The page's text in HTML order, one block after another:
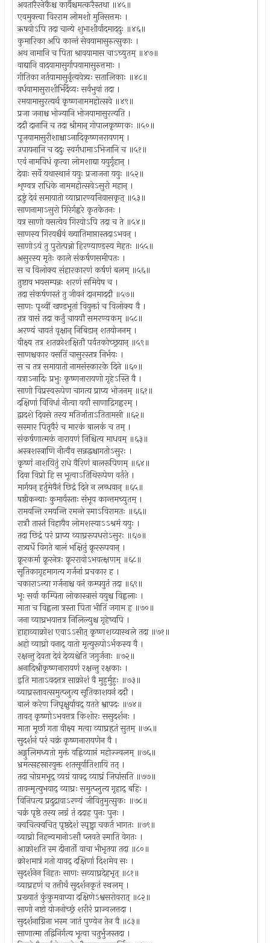
अवतारैरनेकैश्च कार्यैश्चमत्करैस्तथा ॥४५॥
एवमुक्त्वा विरराम लोमशो मुनिसत्तमः ।
ऋषयोऽपि तदा चान्ये शुभाशीर्वादमाददुः ॥४६॥
कुमारिका अपि कान्तं सेवयामासुरुत्सुकाः ।
अथ नामानि च पिता श्रावयामास चाऽच्युतम् ॥४७॥
वाद्यानि वादयामासुर्गापयामासुरुत्तमाः ।
गीतिका नर्तयामासुर्नृत्यवेत्र्यः सतालिकाः ॥४८॥
वर्धयामासुराशीर्भिर्देव्यः सर्वभुवां तदा ।
रमयामासुरत्यर्थं कृष्णनाममहोत्सवे ॥४९॥
प्रजा जनाश्च भोज्यानि भोजयामासुरत्यति ।
ददौ दानानि च तदा श्रीमान् गोपालकृष्णकः ॥५०॥
पूजयामासुरीशाश्चाऽनादिकृष्णनरायणम् ।
उपायनानि च ददुः स्वर्गधामाऽभिजानि च ॥५१॥
एवं नामविधं कृत्वा लोमशाद्या ययुर्गृहान् ।
देवाः सर्वे यथास्थानं ययुः प्रजाजना ययुः ॥५२॥
शृण्वत्र राधिके नाममहोत्सवेऽसुरो महान् ।
द्रष्टुं देवं समायातो व्याघ्रारण्यनिवासकृत् ॥५३॥
साणनामाऽसुरो गिरेर्गह्वरे कृतकेतनः ।
यत्र साणो वसत्येव गिरयोऽपि तदा च ते ॥५४॥
साणस्य गिरयश्चैवं ख्यातिमाप्तास्तदाऽभवन् ।
साणोऽयं तु पुरोत्पन्नो हिरण्याण्डस्य मेहतः ॥५५॥
असुरस्य मृतेः काले संकर्षणसमीपतः ।
स च विलोक्य संहारकारणं कर्षणं बलम् ॥५६॥
तुष्टाव भयसम्पन्नः शरणं समियेष च ।
तदा संकर्षणस्तं तु जीवनं दानमाददौ ॥५७॥
साणः पृथ्वीं खण्डभूतां वियुक्तां च विलोक्य वै ।
तत्र वासं तदा कर्तुं चाययौ समरण्यकम् ॥५८॥
अरण्यं चायतं वृक्षान् निबिडान् शतयोजनम् ।
वीक्ष्य तत्र शतक्रोशक्षितौ पर्वतकोच्छ्रयान् ॥५९॥
साणश्चकार वसतिं चासुरस्तत्र निर्भयः ।
स च तत्र समायातो नामसंस्कारके दिने ॥६०॥
यत्राऽनादिः प्रभुः कृष्णनारायणो गृहेऽस्ति वै ।
साणो विप्रस्वरूपेण चागत्य प्राप्य भोजनम् ॥६१॥
दक्षिणां विविधां नीत्वा ययौ साणाद्रिगह्वरम् ।
द्वादशे दिवसे तस्य मतिर्जाताऽतितामसी ॥६२॥
सस्मार पितृवैरं च मारकं बालकं च तम् ।
संकर्षणात्मकं नारायणं निश्चित्य माधवम् ॥६३॥
अस्त्रशस्त्राणि नीत्वैव सन्नद्धश्चागतोऽसुरः ।
कृष्णं नाशयितुं राधे वैरिणं बालरूपिणम् ॥६४॥
दिवा विप्रो हि स भूत्वाऽतिथिरूपेण वर्तते ।
मार्गयन् हर्तुमेवैनं छिद्रं दिने न लब्धवान् ॥६५॥
षष्ठीकन्याः कुमार्यस्ताः संभूय कान्तमच्युतम् ।
रामयन्ति रमयन्ति रमन्ते स्माऽविरामतः ॥६६॥
रात्रौ तास्तं विहायैव लोमशस्याऽऽश्रमं ययुः ।
तदा छिद्रं परं प्राप्य व्याघ्ररूपधरोऽसुरः ॥६७॥
रात्र्यर्धे विगते बालं भक्षितुं क्रूररूपवान् ।
क्रूरकर्मा क्रूरनेत्रः क्रूररावोऽभवत्क्षणम् ॥६८॥
सूतिकागृहमागत्य गर्जनां प्रचकार ह ।
चकाराऽन्या गर्जनाश्च वनं कम्पयुतं तदा ॥६९॥
भूः सर्वा कम्पिता लोकास्त्रासं ययुश्च विह्वलाः ।
माता च विह्वला त्रस्ता पिता भीतिं जगाम ह ॥७०॥
जना व्याघ्रभयात्तत्र निलिल्युश्च गृहेष्वपि ।
हाहाव्याक्रोश एवाऽऽसीत् कृष्णशय्यास्थले तदा ॥७१॥
अहो व्याघ्रो वनाद् यातो मृत्युरूपोऽर्भकस्य वै ।
रक्षन्तु देवता देवं देव्यश्चेति जगुर्जनाः ॥७२॥
अनादिश्रीकृष्णनारायणं रक्षन्तु रक्षकाः ।
इति माताऽवदत्तत्र साक्रोशं वै मुहुर्मुहुः ॥७३॥
व्याघ्रस्तावत्समुत्प्लुत्य सूतिकाशयनं ददौ ।
बालं करेण जिघृक्षुर्यावद् यतते श्वापदः ॥७४॥
तावत् कृष्णोऽभवत्तत्र किशोरः ससुदर्शनः ।
माता मूर्छां गता वीक्ष्य मत्वा व्याघ्रहृतं सुतम् ॥७५॥
सुदर्शनं परं चक्रं कृष्णनारायणेन वै ।
अङ्गुलिमध्यतो मुक्तं वह्निव्याप्तं महोज्ज्वलम् ॥७६॥
भ्रमत्सहस्रारयुक्त शतसूर्यातिशायि तत् ।
तदा चोग्रमभूद् व्यग्रं यावद् व्याघ्रं जिघांसति ॥७७॥
तावन्मृत्युभयाद् व्याघ्रः समुत्प्लुत्य गृहाद् बहिः ।
विनिपत्य प्रदुद्रावाऽरण्यं जीवितुमुत्सुकः ॥७८॥
चक्रं पृष्ठे तस्य लग्नं तं ददाह पुनः पुनः ।
क्वचित्क्वचित् पृष्ठदेशं स्पृष्ट्वा चकर्त भागतः ॥७९॥
व्याघ्रो निहन्यमानोऽसौ प्लवते स्माति वेगतः ।
आक्रोशति स्म दीनार्तो वाचा भीभृतया तदा ॥८०॥
क्रोशमात्रं गतो यावद् दक्षिणां दिशमेव सः ।
सुदर्शनेन निहतः साणः सव्याघ्रदेहभृत् ॥८१॥
व्याघ्रहणं च तत्तीर्थं सुदर्शनकृतं स्थलम् ।
प्रख्यातं कुंकुमवाप्या दक्षिणेऽश्वसरोवरात् ॥८२॥
साणो नष्टो योजनोच्छ्रं शरीरं प्राज्वलत्तदा ।
सुदर्शनाग्निना भस्म जातं पुण्येन तेन वै ॥८३॥
साणात्मा तद्विनिर्गत्य भूत्वा चतुर्भुजस्तदा ।